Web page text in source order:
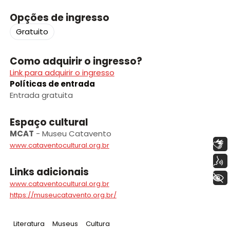
Opções de ingresso
Gratuito
Como adquirir o ingresso?
Link para adquirir o ingresso
Políticas de entrada
Entrada gratuita
Espaço cultural
MCAT - Museu Catavento
www.cataventocultural.org.br
Links adicionais
www.cataventocultural.org.br
https://museucatavento.org.br/
Tag:
Literatura Tag:
Museus Tag:
Cultura